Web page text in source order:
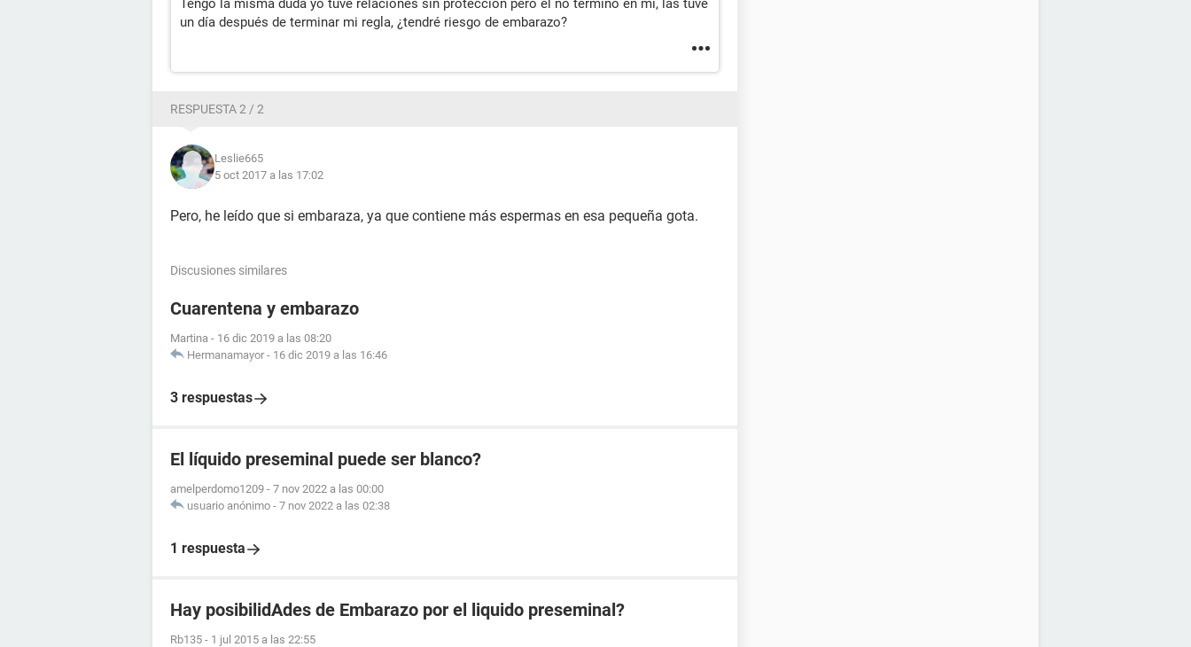
Tengo la misma duda yo tuve relaciones sin protección pero el no termino en mi, las tuve
un día después de terminar mi regla, ¿tendré riesgo de embarazo?
RESPUESTA 2 / 2
Leslie665
5 oct 2017 a las 17:02
Pero, he leído que si embaraza, ya que contiene más espermas en esa pequeña gota.
Discusiones similares
Cuarentena y embarazo
Martina - 16 dic 2019 a las 08:20
Hermanamayor - 16 dic 2019 a las 16:46
3 respuestas
El líquido preseminal puede ser blanco?
amelperdomo1209 - 7 nov 2022 a las 00:00
usuario anónimo - 7 nov 2022 a las 02:38
1 respuesta
Hay posibilidAdes de Embarazo por el liquido preseminal?
Rb135 - 1 jul 2015 a las 22:55